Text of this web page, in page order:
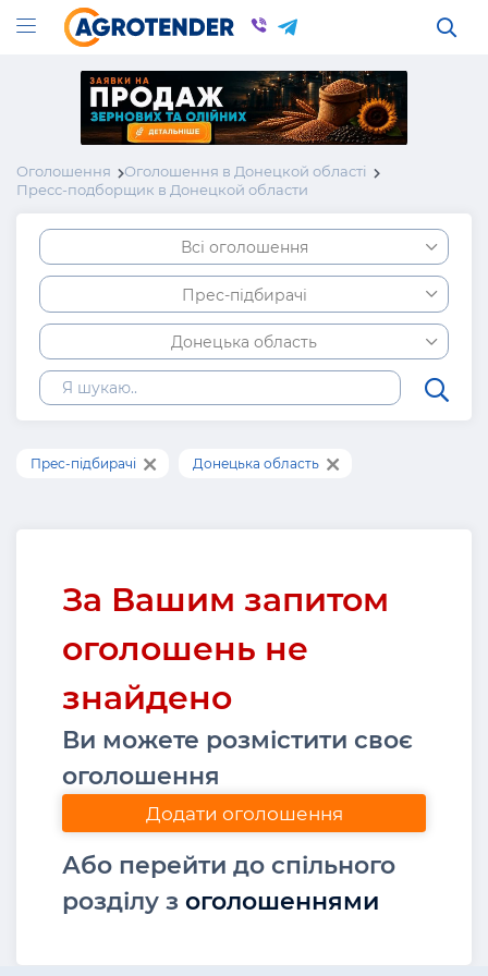
Оголошення
Оголошення в Донецкой області
Пресс-подборщик в Донецкой области
Всі оголошення
Прес-підбирачі
Донецька область
Прес-підбирачі Донецька область
За Вашим запитом
оголошень не
знайдено
Ви можете розмістити своє
оголошення
Додати оголошення
Або перейти до спільного
розділу з оголошеннями